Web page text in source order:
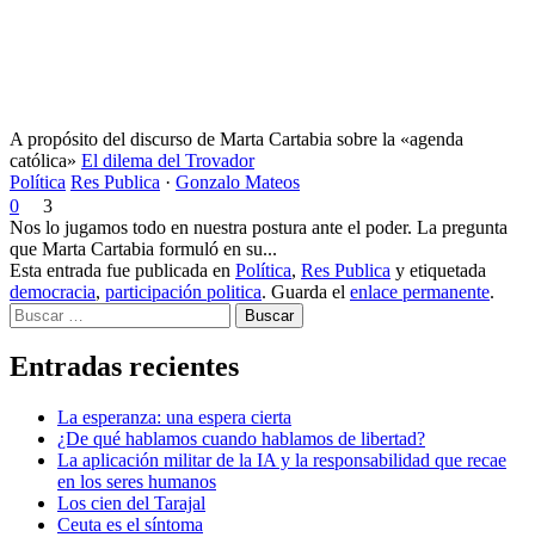
A propósito del discurso de Marta Cartabia sobre la «agenda
católica» El dilema del Trovador
Política Res Publica · Gonzalo Mateos
0
3
Nos lo jugamos todo en nuestra postura ante el poder. La pregunta
que Marta Cartabia formuló en su...
Esta entrada fue publicada en Política, Res Publica y etiquetada
democracia, participación politica. Guarda el enlace permanente.
Buscar
Entradas recientes
La esperanza: una espera cierta
¿De qué hablamos cuando hablamos de libertad?
La aplicación militar de la IA y la responsabilidad que recae
en los seres humanos
Los cien del Tarajal
Ceuta es el síntoma